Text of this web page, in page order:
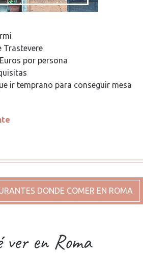
Trastevere
por persona
ir temprano para conseguir mesa
DONDE COMER EN ROMA
ver en Roma